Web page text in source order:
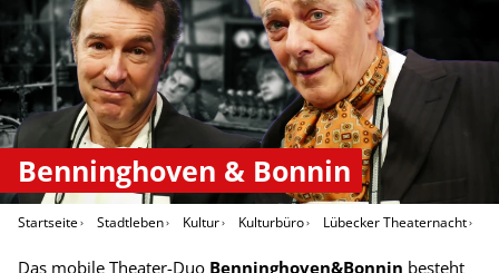
Benninghoven & Bonnin
Startseite Stadtleben Kultur Kulturbüro Lübecker Theaternacht
Das mobile Theater-Duo Benninghoven&Bonnin besteht